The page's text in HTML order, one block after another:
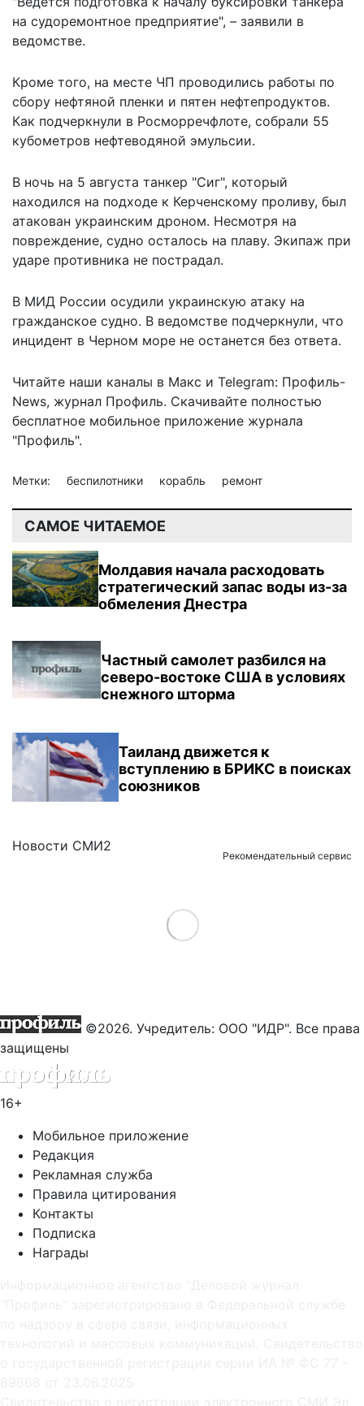
на судоремонтное предприятие", – заявили в
ведомстве.
Кроме того, на месте ЧП проводились работы по
сбору нефтяной пленки и пятен нефтепродуктов.
Как подчеркнули в Росморречфлоте, собрали 55
кубометров нефтеводяной эмульсии.
В ночь на 5 августа танкер "Сиг", который
находился на подходе к Керченскому проливу, был
атакован украинским дроном. Несмотря на
повреждение, судно осталось на плаву. Экипаж при
ударе противника не пострадал.
В МИД России осудили украинскую атаку на
гражданское судно. В ведомстве подчеркнули, что
инцидент в Черном море не останется без ответа.
Читайте наши каналы в Макс и Telegram: Профиль-
News, журнал Профиль. Скачивайте полностью
бесплатное мобильное приложение журнала
"Профиль".
Метки: беспилотники корабль ремонт
САМОЕ ЧИТАЕМОЕ
Молдавия начала расходовать
стратегический запас воды из-за
обмеления Днестра
Частный самолет разбился на
северо-востоке США в условиях
снежного шторма
Таиланд движется к
вступлению в БРИКС в поисках
союзников
Новости СМИ2
Рекомендательный сервис
Load More
©2026. Учредитель: ООО "ИДР". Все права
защищены
16+
Мобильное приложение
Редакция
Рекламная служба
Правила цитирования
Контакты
Подписка
Награды